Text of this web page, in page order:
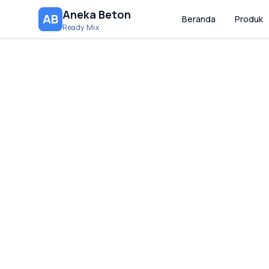
AB Aneka Beton
Ready Mix
Beranda Produk